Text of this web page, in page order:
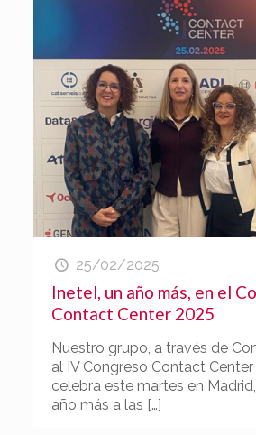
25/02/2025
Inetel, un año más, en el
Contact Center 2025
Nuestro grupo, a través de
al IV Congreso Contact
celebra este martes en
año más a las […]